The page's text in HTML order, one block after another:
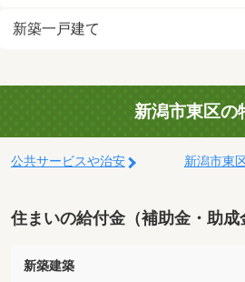
新築一戸建て
新潟市東区の
公共サービスや治安 新潟市東
住まいの給付金（補助金・助成
新築建築